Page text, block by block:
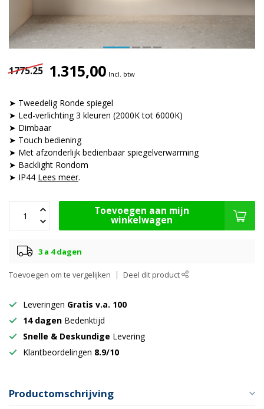
1775.25 1.315,00 Incl. btw
➤ Tweedelig Ronde spiegel
➤ Led-verlichting 3 kleuren (2000K tot 6000K)
➤ Dimbaar
➤ Touch bediening
➤ Met afzonderlijk bedienbaar spiegelverwarming
➤ Backlight Rondom
➤ IP44 Lees meer.
Toevoegen aan mijn
winkelwagen
3 a 4 dagen
Toevoegen om te vergelijken Deel dit product
Leveringen Gratis v.a. 100
14 dagen Bedenktijd
Snelle & Deskundige Levering
Klantbeordelingen 8.9/10
Productomschrijving